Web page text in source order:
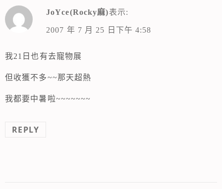
JoYce(Rocky麻)表示:
2007 年 7 月 25 日下午 4:58
我21日也有去寵物展
但收獲不多~~那天超熱
我都要中暑啦~~~~~~~
REPLY